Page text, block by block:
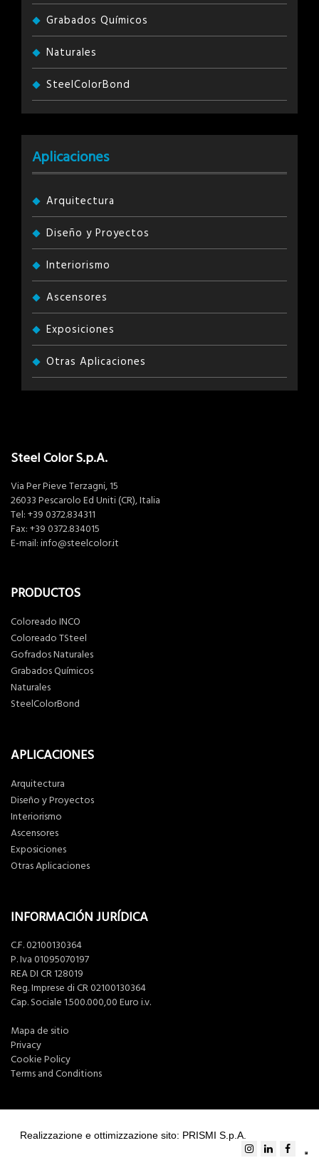
Grabados Químicos
Naturales
SteelColorBond
Aplicaciones
Arquitectura
Diseño y Proyectos
Interiorismo
Ascensores
Exposiciones
Otras Aplicaciones
Steel Color S.p.A.
Via Per Pieve Terzagni, 15
26033 Pescarolo Ed Uniti (CR), Italia
Tel: +39 0372.834311
Fax: +39 0372.834015
E-mail: info@steelcolor.it
PRODUCTOS
Coloreado INCO
Coloreado TSteel
Gofrados Naturales
Grabados Químicos
Naturales
SteelColorBond
APLICACIONES
Arquitectura
Diseño y Proyectos
Interiorismo
Ascensores
Exposiciones
Otras Aplicaciones
INFORMACIÓN JURÍDICA
C.F. 02100130364
P. Iva 01095070197
REA DI CR 128019
Reg. Imprese di CR 02100130364
Cap. Sociale 1.500.000,00 Euro i.v.
Mapa de sitio
Privacy
Cookie Policy
Terms and Conditions
Realizzazione e ottimizzazione sito: PRISMI S.p.A.